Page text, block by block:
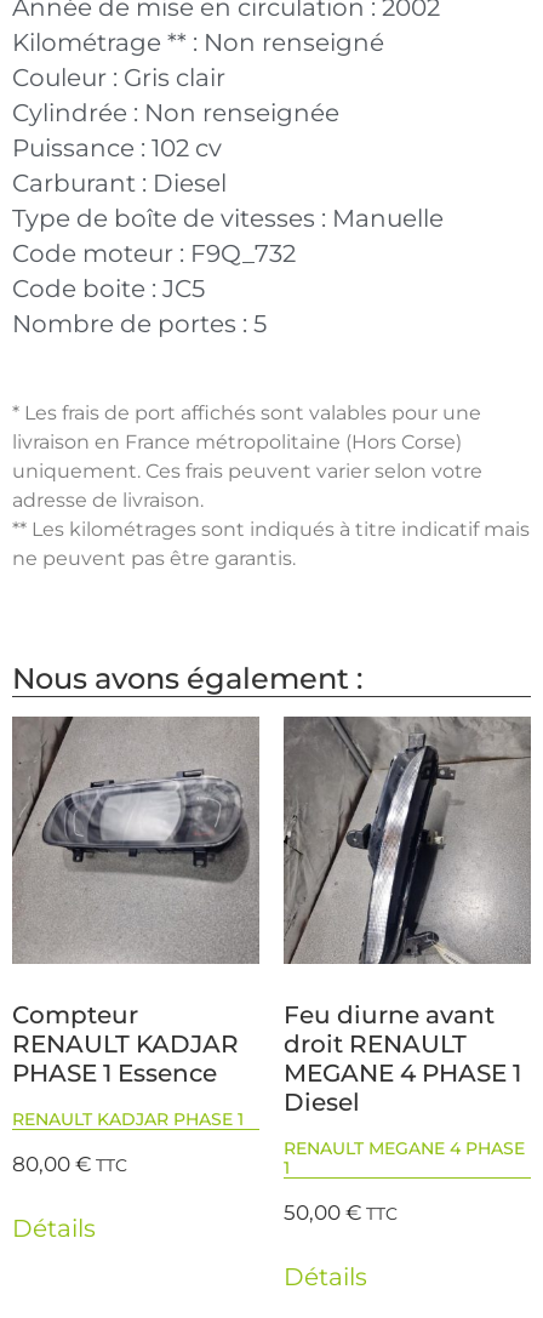
Année de mise en circulation : 2002
Kilométrage ** : Non renseigné
Couleur : Gris clair
Cylindrée : Non renseignée
Puissance : 102 cv
Carburant : Diesel
Type de boîte de vitesses : Manuelle
Code moteur : F9Q_732
Code boite : JC5
Nombre de portes : 5
* Les frais de port affichés sont valables pour une
livraison en France métropolitaine (Hors Corse)
uniquement. Ces frais peuvent varier selon votre
adresse de livraison.
** Les kilométrages sont indiqués à titre indicatif mais
ne peuvent pas être garantis.
Nous avons également :
Compteur
RENAULT KADJAR
PHASE 1 Essence
RENAULT KADJAR PHASE 1
80,00€ TTC
Détails
Feu diurne avant
droit RENAULT
MEGANE 4 PHASE 1
Diesel
RENAULT MEGANE 4 PHASE
1
50,00€ TTC
Détails